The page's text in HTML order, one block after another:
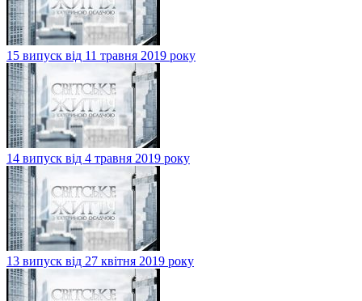
15 випуск від 11 травня 2019 року
14 випуск від 4 травня 2019 року
13 випуск від 27 квітня 2019 року